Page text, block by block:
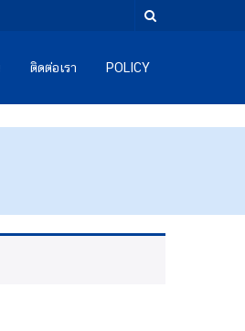
ติดต่อเรา POLICY